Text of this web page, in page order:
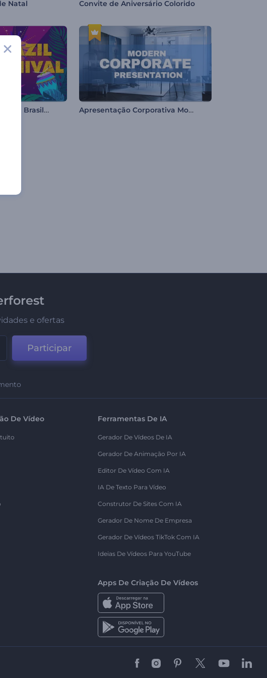
Natal Convite de Aniversário Colorido
Animações de Carnaval Brasileiro Apresentação Corporativa Moderna
e ofertas
Participar
De Vídeo Ferramentas De IA
Gerador De Vídeos De IA
Gerador De Animação Por IA
Editor De Vídeo Com IA
IA De Texto Para Vídeo
Construtor De Sites Com IA
Gerador De Nome De Empresa
Gerador De Vídeos TikTok Com IA
Ideias De Vídeos Para YouTube
Apps De Criação De Vídeos